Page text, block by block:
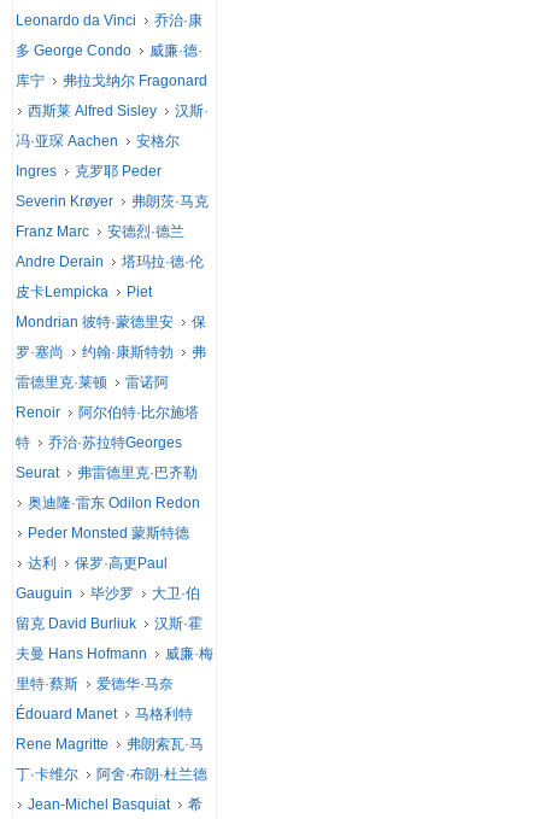
Leonardo da Vinci
乔治·康
多 George Condo
威廉·德·
库宁
弗拉戈纳尔 Fragonard
西斯莱 Alfred Sisley
汉斯·
冯·亚琛 Aachen
安格尔
Ingres
克罗耶 Peder
Severin Krøyer
弗朗茨·马克
Franz Marc
安德烈·德兰
Andre Derain
塔玛拉·德·伦
皮卡Lempicka
Piet
Mondrian 彼特·蒙德里安
保
罗·塞尚
约翰·康斯特勃
弗
雷德里克·莱顿
雷诺阿
Renoir
阿尔伯特·比尔施塔
特
乔治·苏拉特Georges
Seurat
弗雷德里克·巴齐勒
奥迪隆·雷东 Odilon Redon
Peder Monsted 蒙斯特德
达利
保罗·高更Paul
Gauguin
毕沙罗
大卫·伯
留克 David Burliuk
汉斯·霍
夫曼 Hans Hofmann
威廉·梅
里特·蔡斯
爱德华·马奈
Édouard Manet
马格利特
Rene Magritte
弗朗索瓦·马
丁·卡维尔
阿舍·布朗·杜兰德
Jean-Michel Basquiat
希